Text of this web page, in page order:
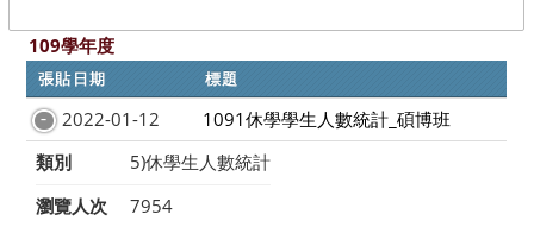
109學年度
張貼日期 標題
2022-01-12
1091休學學生人數統計_碩博班
類別
5)休學生人數統計
瀏覽人次
7954